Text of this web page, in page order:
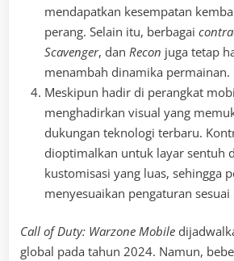
mendapatkan kesempatan
perang. Selain itu, berbagai
Scavenger, dan Recon juga tetap
menambah dinamika permainan.
Meskipun hadir di perangkat
menghadirkan visual yang
dukungan teknologi terbaru.
dioptimalkan untuk layar sentuh
kustomisasi yang luas, sehingga
menyesuaikan pengaturan
Call of Duty: Warzone Mobile
global pada tahun 2024. Namun,